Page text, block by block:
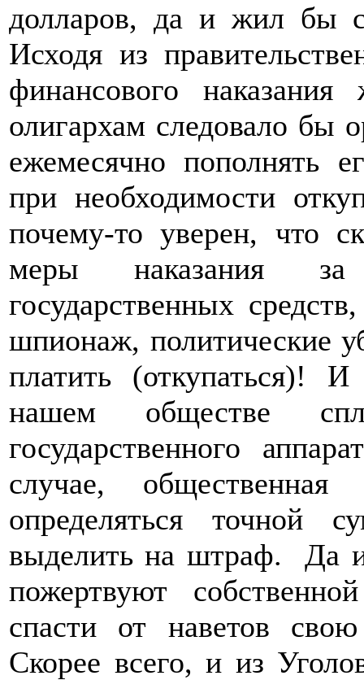
долларов, да и жил бы
Исходя из
финансового
олигархам следовало бы
ежемесячно пополнять
при необходимости
почему-то уверен, что
меры наказания за
государственных
шпионаж, политические
платить (откупаться)!
нашем обществе
государственного
случае, общественная
определяться точной
выделить на штраф. Да
пожертвуют
спасти от наветов
Скорее всего, и из